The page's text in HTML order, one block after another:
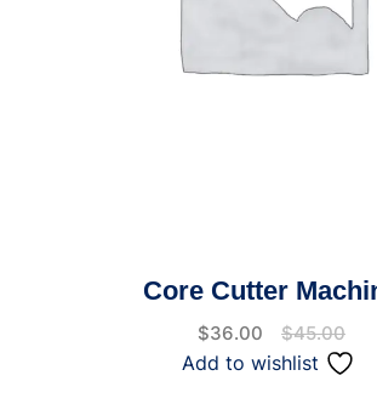
Core Cutter
$45.00
$36.00
Add to wishlist